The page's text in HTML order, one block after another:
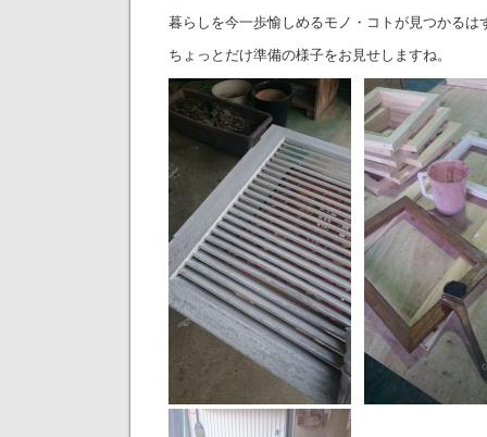
暮らしを今一歩愉しめるモノ・コトが見つかるは
ちょっとだけ準備の様子をお見せしますね。